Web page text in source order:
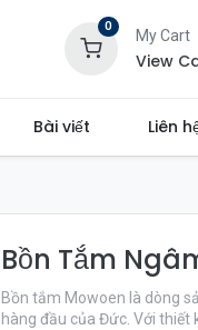
0
My Cart
View
Bài viết Liên
Bồn Tắm
Bồn tắm Mowoen là dòng
hàng đầu của Đức. Với thiết